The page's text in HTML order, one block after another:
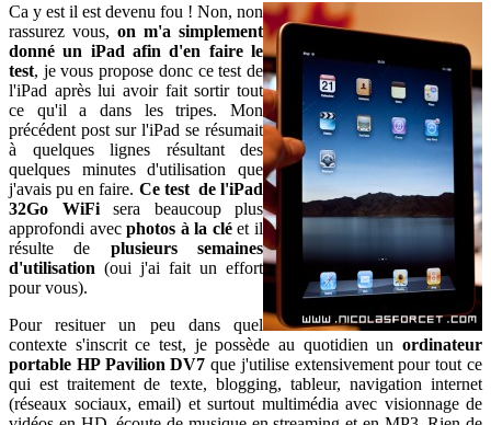
Ca y est il est devenu fou ! Non, non
rassurez vous, on m'a simplement
donné un iPad afin d'en faire le
test, je vous propose donc ce test de
l'iPad après lui avoir fait sortir tout
ce qu'il a dans les tripes. Mon
précédent post sur l'iPad se résumait
à quelques lignes résultant des
quelques minutes d'utilisation que
j'avais pu en faire. Ce test de l'iPad
32Go WiFisera beaucoup plus
approfondi avecphotos à la cléet il
résulte de plusieurs semaines
d'utilisation (oui j'ai fait un effort
pour vous).
Pour resituer un peu dans quel
contexte s'inscrit ce test, je possède au quotidien un ordinateur
portable HP Pavilion DV7 que j'utilise extensivement pour tout ce
qui est traitement de texte, blogging, tableur, navigation internet
(réseaux sociaux, email) et surtout multimédia avec visionnage de